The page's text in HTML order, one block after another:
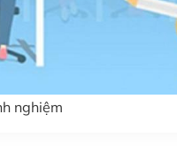
nghiệm